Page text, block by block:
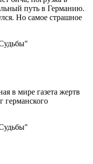
путь в Германию.
Но самое страшное
в мире газета жертв
германского